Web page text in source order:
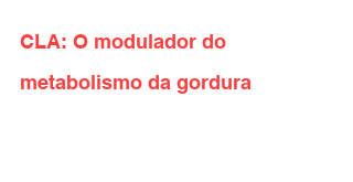
CLA: O modulador do
metabolismo da gordura